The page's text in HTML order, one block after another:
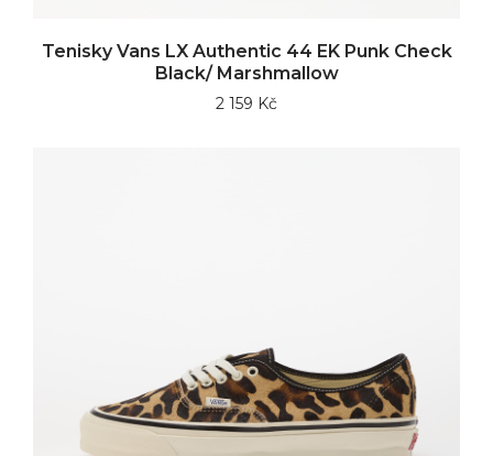
Tenisky Vans LX Authentic 44 EK Punk Check
Black/ Marshmallow
2 159 Kč